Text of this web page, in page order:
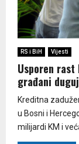
RS i BiH Vijesti
Usporen rast
građani
Kreditna
u Bosni i
milijardi KM i